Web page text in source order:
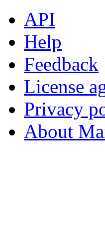
API
Help
Feedback
License
Privacy
About